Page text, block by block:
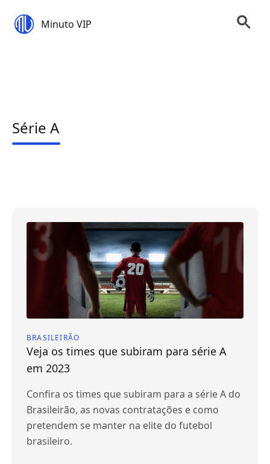
Minuto VIP
Série A
BRASILEIRÃO
Veja os times que subiram para série A
em 2023
Confira os times que subiram para a série A do
Brasileirão, as novas contratações e como
pretendem se manter na elite do futebol
brasileiro.